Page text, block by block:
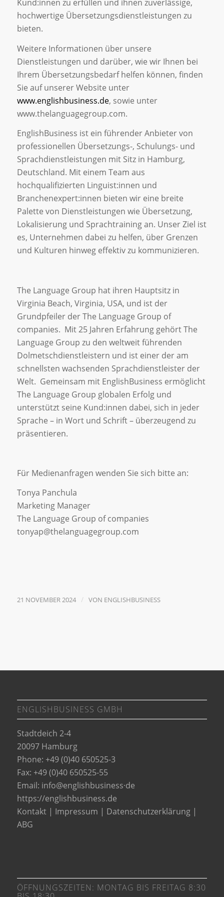
Kund:innen zu erfüllen und ihnen zuverlässige,
hochwertige Übersetzungsdienstleistungen zu
bieten.
Weitere Informationen über unsere
Dienstleistungen und darüber, wie wir Ihnen bei
Ihrem Übersetzungsbedarf helfen können, finden
Sie auf unserer Website unter
www.englishbusiness.de, sowie unter
www.thelanguagegroup.com.
EnglishBusiness ist ein führender Anbieter von
professionellen Übersetzungs-, Schulungs- und
Sprachdienstleistungen mit Sitz in Hamburg,
Deutschland. Mit einem Team aus
hochqualifizierten Linguist:innen und
Branchenexpert:innen bieten wir eine breite
Palette von Dienstleistungen wie Übersetzung,
Lokalisierung und Sprachtraining an. Unser Ziel ist
es, Unternehmen dabei zu helfen, über Grenzen
und Kulturen hinweg effektiv zu kommunizieren.
The Language Group hat ihren Hauptsitz in
Virginia Beach, Virginia, USA, und ist der
Grundpfeiler der The Language Group of
companies. Mit 25 Jahren Erfahrung gehört The
Language Group zu den weltweit führenden
Dolmetschdienstleistern und ist einer der am
schnellsten wachsenden Sprachdienstleister der
Welt. Gemeinsam mit EnglishBusiness ermöglicht
The Language Group globalen Erfolg und
unterstützt seine Kund:innen dabei, sich in jeder
Sprache – in Wort und Schrift – überzeugend zu
präsentieren.
Für Medienanfragen wenden Sie sich bitte an:
Tonya Panchula
Marketing Manager
The Language Group of companies
tonyap@thelanguagegroup.com
21 NOVEMBER 2024 / VON ENGLISHBUSINESS
ENGLISHBUSINESS GMBH
Stadtdeich 2-4
20097 Hamburg
Phone: +49 (0)40 650525-3
Fax: +49 (0)40 650525-55
Email: info@englishbusiness·de
https://englishbusiness.de
Kontakt| Impressum | Datenschutzerklärung|
ABG
ÖFFNUNGSZEITEN: MONTAG BIS FREITAG 8:30